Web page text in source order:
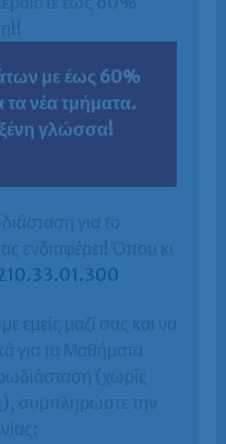
με έως 60%
νέα τμήματα.
γλώσσα!
για το
ενδιαφέρει! Όπου κι
εμείς μαζί σας και να
για τα Μαθήματα
(χωρίς
συμπληρώστε την